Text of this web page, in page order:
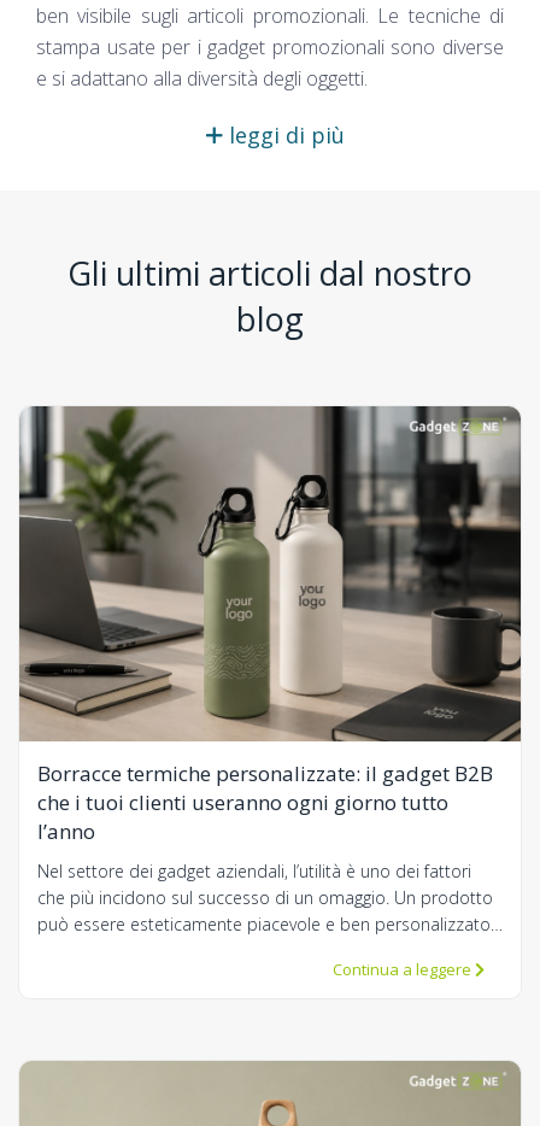
ben visibile sugli articoli promozionali. Le tecniche di
stampa usate per i gadget promozionali sono diverse
e si adattano alla diversità degli oggetti.
leggi di più
Gli ultimi articoli dal nostro
blog
Borracce termiche personalizzate: il gadget B2B
che i tuoi clienti useranno ogni giorno tutto
l’anno
Nel settore dei gadget aziendali, l’utilità è uno dei fattori
che più incidono sul successo di un omaggio. Un prodotto
può essere esteticamente piacevole e ben personalizzato,
generare un vero ritorno in termini di visibilità.Continua a leggere